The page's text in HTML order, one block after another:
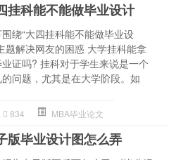
挂科能不能做毕业设计
绕“大四挂科能不能做毕业设
题解决网友的困惑 大学挂科能拿
证吗? 挂科对于学生来说是一个
问题，尤其是在大学阶段。如
834 MBA毕业论文
版毕业设计图怎么弄